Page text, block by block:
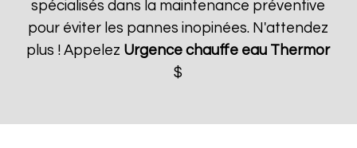
spécialisés dans la maintenance préventive
pour éviter les pannes inopinées. N'attendez
plus ! Appelez Urgence chauffe eau Thermor
$